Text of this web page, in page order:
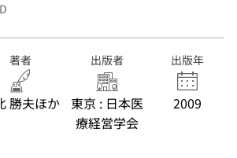
著者
勝夫ほか
出版者
東京 : 日本医
療経営学会
出版年
2009